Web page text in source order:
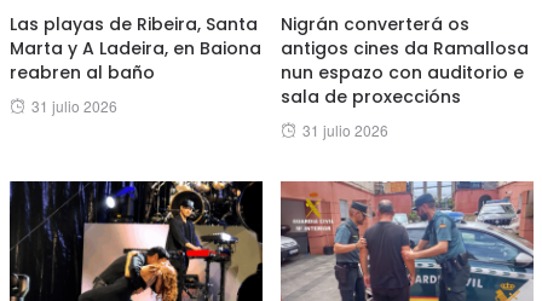
Las playas de Ribeira, Santa
Marta y A Ladeira, en Baiona
reabren al baño
Posted
31 julio 2026
Nigrán converterá os
antigos cines da Ramallosa
nun espazo con auditorio e
sala de proxeccións
Posted
31 julio 2026